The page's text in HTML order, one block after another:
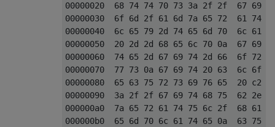
00000020  68 74 74 70 73 3a 2f 2f  67
00000030  6f 6d 2f 61 6d 7a 65 72  61 74
00000040  6c 65 79 2d 74 65 6d 70  6c
00000050  20 2d 2d 68 65 6c 70 0a  67
00000060  74 65 2d 67 69 74 2d 66  6f
00000070  77 73 0a 67 69 74 20 63  6c
00000080  65 63 75 72 73 69 76 65  20
00000090  3a 2f 2f 67 69 74 68 75  62 2e
000000a0  7a 65 72 61 74 75 6c 2f  68
000000b0  65 6d 70 6c 61 74 65 0a  63